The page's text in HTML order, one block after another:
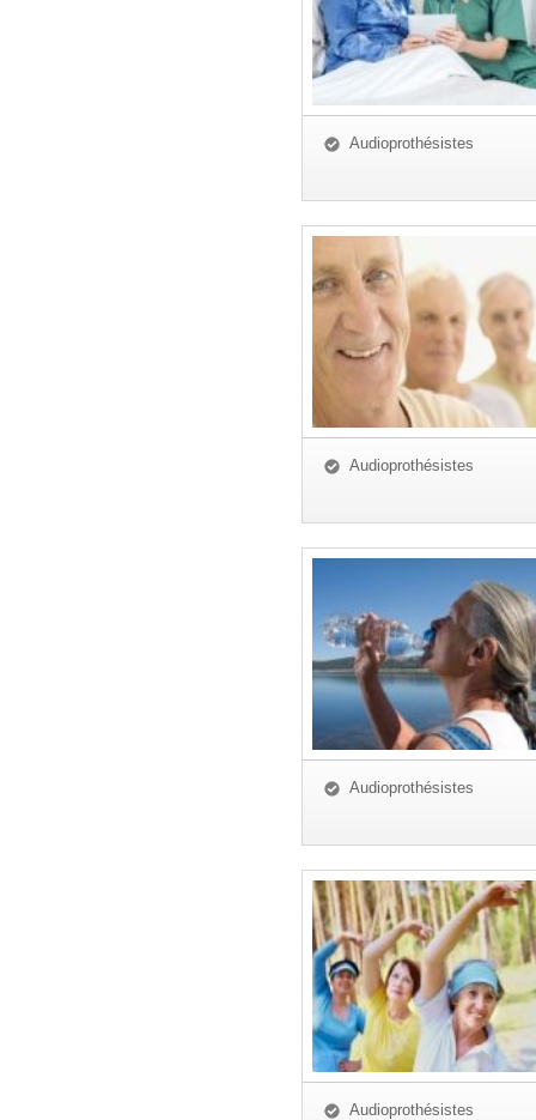
Audioprothésistes
Audioprothésistes
Audioprothésistes
Audioprothésistes